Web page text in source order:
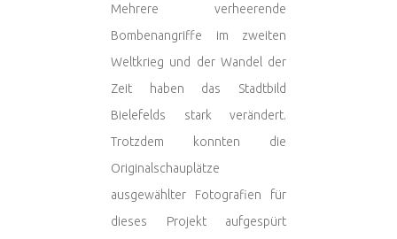
Mehrere verheerende
Bombenangriffe im zweiten
Weltkrieg und der Wandel der
Zeit haben das Stadtbild
Bielefelds stark verändert.
Trotzdem konnten die
Originalschauplätze
ausgewählter Fotografien für
dieses Projekt aufgespürt